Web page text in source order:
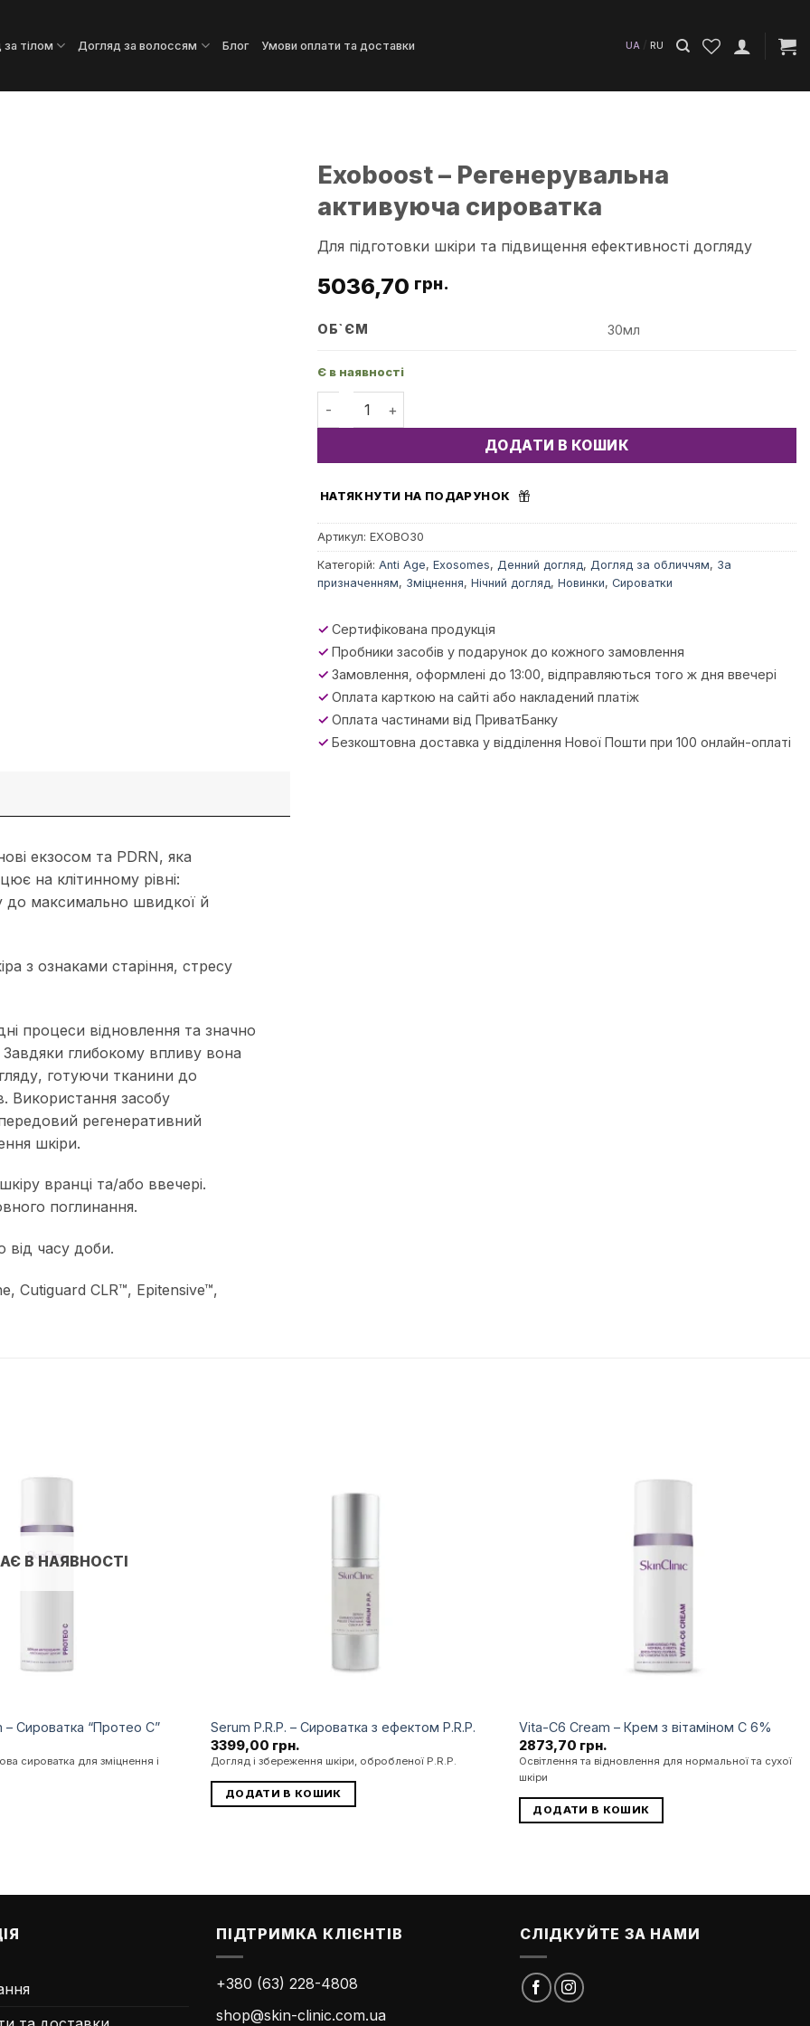
тілом Догляд за волоссям Блог Умови оплати та доставки UA / RU
екзосом та PDRN, яка
на клітинному рівні:
до максимально швидкої й
з ознаками старіння, стресу
процеси відновлення та значно
глибокому впливу вона
готуючи тканини до
Використання засобу
регенеративний
шкіри.
вранці та/або ввечері.
поглинання.
від часу доби.
Cutiguard CLR™, Epitensive™,
Exoboost – Регенерувальна
активуюча сироватка
Для підготовки шкіри та підвищення ефективності догляду
5036,70 грн.
ОБ`ЄМ 30мл
Є в наявності
Exoboost - Регенерувальна активуюча сироватка кількість
ДОДАТИ В КОШИК
НАТЯКНУТИ НА ПОДАРУНОК
Артикул: EXOBO30
Категорій: Anti Age, Exosomes, Денний догляд, Догляд за обличчям, За
призначенням, Зміцнення, Нічний догляд, Новинки, Сироватки
✓ Сертифікована продукція
✓ Пробники засобів у подарунок до кожного замовлення
✓ Замовлення, оформлені до 13:00, відправляються того ж дня ввечері
✓ Оплата карткою на сайті або накладений платіж
✓ Оплата частинами від ПриватБанку
✓ Безкоштовна доставка у відділення Нової Пошти при 100 онлайн-оплаті
В НАЯВНОСТІ
– Сироватка “Протео С”
сироватка для зміцнення і
Serum P.R.P. – Сироватка з ефектом P.R.P.
3399,00 грн.
Догляд і збереження шкіри, обробленої P.R.P.
ДОДАТИ В КОШИК
Vita-C6 Cream – Крем з вітаміном С 6%
2873,70 грн.
Освітлення та відновлення для нормальної та сухої
шкіри
ДОДАТИ В КОШИК
ПІДТРИМКА КЛІЄНТІВ
+380 (63) 228-4808
shop@skin-clinic.com.ua
СЛІДКУЙТЕ ЗА НАМИ